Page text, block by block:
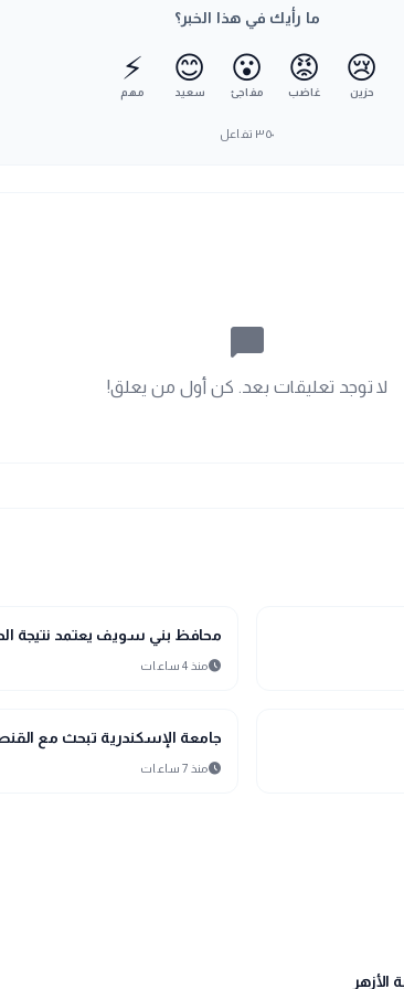
ما رأيك في هذا الخبر؟
😢
حزين
😡
غاضب
😮
مفاجئ
😊
سعيد
⚡
مهم
٣٥٠ تفاعل
chat_bubble_outline
لا توجد تعليقات بعد. كن أول من يعلق!
school
مدارس وجامعات
محافظ بني سويف يعتمد نتيجة
scheduleمنذ 4 ساعات
public
الأخبار المحلية
جامعة الإسكندرية تبحث مع
scheduleمنذ 7 ساعات